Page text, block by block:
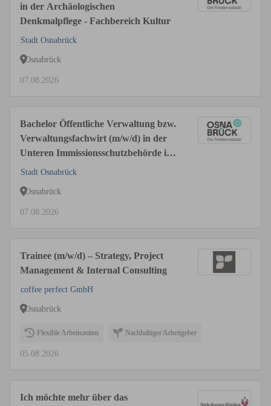
in der Archäologischen
Denkmalpflege - Fachbereich Kultur
Stadt Osnabrück
Osnabrück
07.08.2026
Bachelor Öffentliche Verwaltung bzw.
Verwaltungsfachwirt (m/w/d) in der
Unteren Immissionsschutzbehörde im
Fachbereich Klima, Natur und
Stadt Osnabrück
Osnabrück
07.08.2026
Trainee (m/w/d) – Strategy, Project
Management & Internal Consulting
coffee perfect GmbH
Osnabrück
Flexible Arbeitszeiten Nachhaltiger Arbeitgeber
05.08.2026
Ich möchte mehr über das